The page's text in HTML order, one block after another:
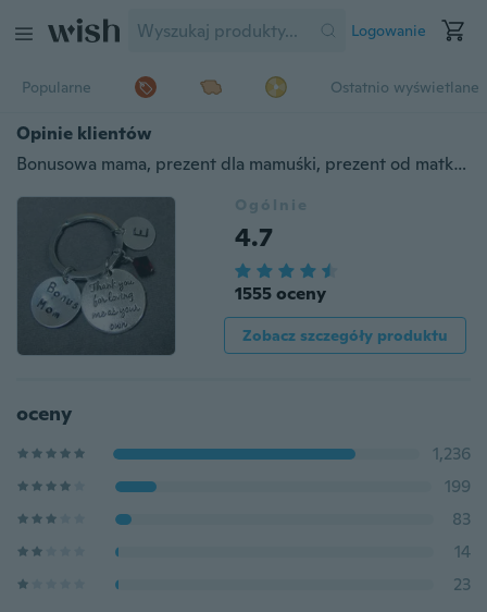
Logowanie
Popularne Ostatnio wyświetlane
Opinie klientów
Bonusowa mama, prezent dla mamuśki, prezent od matki chrzestnej, prezent od ojca chrzestnego, prezent od taty, ulubiony prezent od nauczyciela, prezent od teściowej
Ogólnie
4.7
1555 oceny
Zobacz szczegóły produktu
oceny
1,236
199
83
14
23